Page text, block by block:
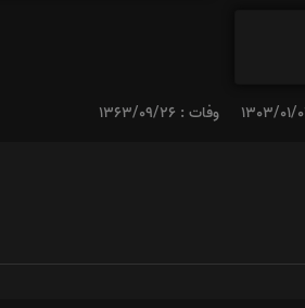
وفات : 1363/09/26